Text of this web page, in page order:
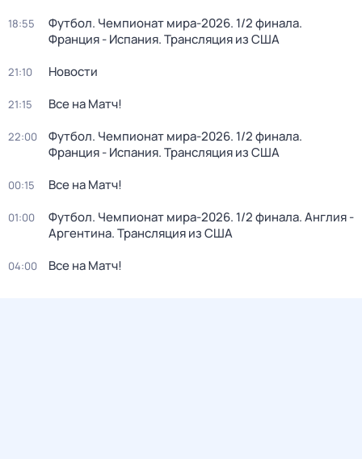
18:55
Футбол. Чемпионат мира-2026. 1/2 финала.
Франция - Испания. Трансляция из США
21:10 Новости
21:15 Все на Матч!
22:00
Футбол. Чемпионат мира-2026. 1/2 финала.
Франция - Испания. Трансляция из США
00:15 Все на Матч!
01:00
Футбол. Чемпионат мира-2026. 1/2 финала. Англия -
Аргентина. Трансляция из США
04:00 Все на Матч!